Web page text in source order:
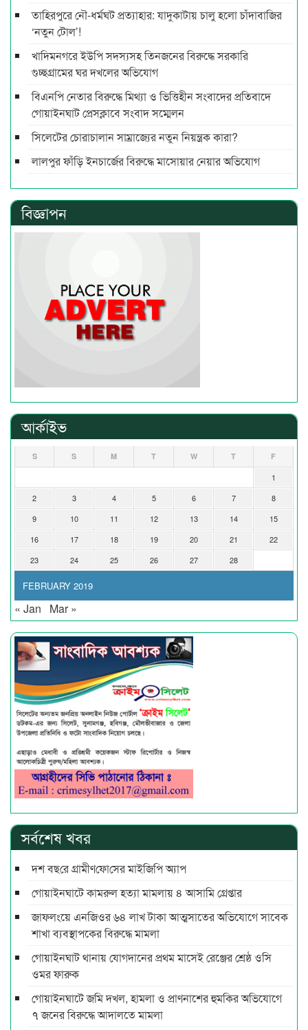
তাহিরপুরে নৌ-ধর্মঘট প্রত্যাহার: যাদুকাটায় চালু হলো চাঁদাবাজির
‘নতুন টোল’!
খাদিমনগরে ইউপি সদস্যসহ তিনজনের বিরুদ্ধে সরকারি
গুচ্ছগ্রামের ঘর দখলের অভিযোগ
বিএনপি নেতার বিরুদ্ধে মিথ্যা ও ভিত্তিহীন সংবাদের প্রতিবাদে
গোয়াইনঘাট প্রেসক্লাবে সংবাদ সম্মেলন
সিলেটের চোরাচালান সাম্রাজ্যের নতুন নিয়ন্ত্রক কারা?
লালপুর ফাঁড়ি ইনচার্জের বিরুদ্ধে মাসোয়ার নেয়ার অভিযোগ
বিজ্ঞাপন
আর্কাইভ
FEBRUARY 2019
S S M T W T F
1
2
3 4 5 6 7
8
9
10 11 12 13 14
15
16
17 18 19 20 21
22
23
24 25 26 27 28
« Jan Mar »
সর্বশেষ খবর
দশ বছ‌রে গ্রামীণ‌ফো‌সের মাইজিপি অ্যাপ
গোয়াইনঘাটে কামরুল হত্যা মামলায় ৪ আসামি গ্রেপ্তার
জাফলংয়ে এনজিওর ৬৪ লাখ টাকা আত্মসাতের অভিযোগে সাবেক
শাখা ব্যবস্থাপকের বিরুদ্ধে মামলা
গোয়াইনঘাট থানায় যোগদানের প্রথম মাসেই রেঞ্জের শ্রেষ্ঠ ওসি
ওমর ফারুক
গোয়াইনঘাটে জমি দখল, হামলা ও প্রাণনাশের হুমকির অভিযোগে
৭ জনের বিরুদ্ধে আদালতে মামলা